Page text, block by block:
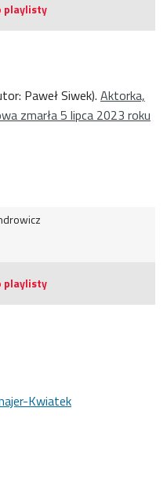
Paweł Siwek). Aktorka,
zmarła 5 lipca 2023 roku
Kwiatek